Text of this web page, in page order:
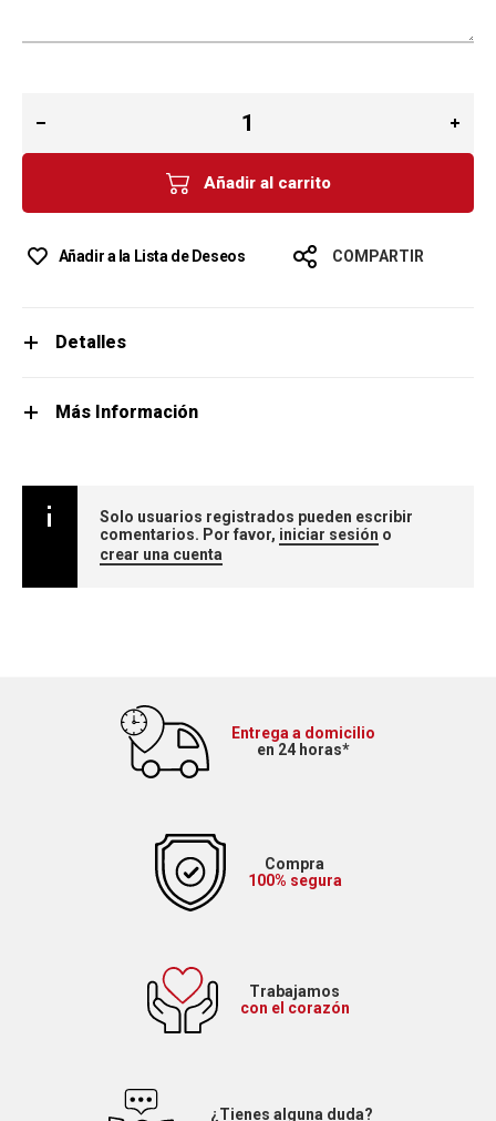
Añadir al carrito
Añadir a la Lista de Deseos COMPARTIR
Detalles
Más Información
Solo usuarios registrados pueden escribir
comentarios. Por favor, iniciar sesión o
crear una cuenta
Entrega a domicilio
en 24 horas*
Compra
100% segura
Trabajamos
con el corazón
¿Tienes alguna duda?